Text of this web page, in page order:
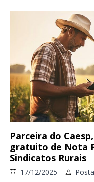
Parceira do
gratuito de Nota
Sindicatos Rurais
17/12/2025